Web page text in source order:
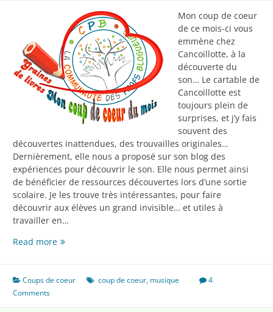
Mon coup de coeur
de ce mois-ci vous
emmène chez
Cancoillotte, à la
découverte du
son… Le cartable de
Cancoillotte est
toujours plein de
surprises, et j’y fais
souvent des
découvertes inattendues, des trouvailles originales…
Dernièrement, elle nous a proposé sur son blog des
expériences pour découvrir le son. Elle nous permet ainsi
de bénéficier de ressources découvertes lors d’une sortie
scolaire. Je les trouve très intéressantes, pour faire
découvrir aux élèves un grand invisible… et utiles à
travailler en…
Read moreCoup
sonore
2018
Coups de coeur coup de coeur, musique
4
Comments